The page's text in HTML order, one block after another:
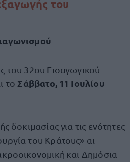
του
του 32ου Εισαγωγικού
το Σάββατο, 11 Ιουλίου
δοκιμασίας για τις ενότητες
του Κράτους» αι
και Δημόσια